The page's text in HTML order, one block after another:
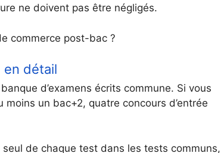
ne doivent pas être négligés.
commerce post-bac ?
en détail
d’examens écrits commune. Si vous
un bac+2, quatre concours d’entrée
de chaque test dans les tests communs,